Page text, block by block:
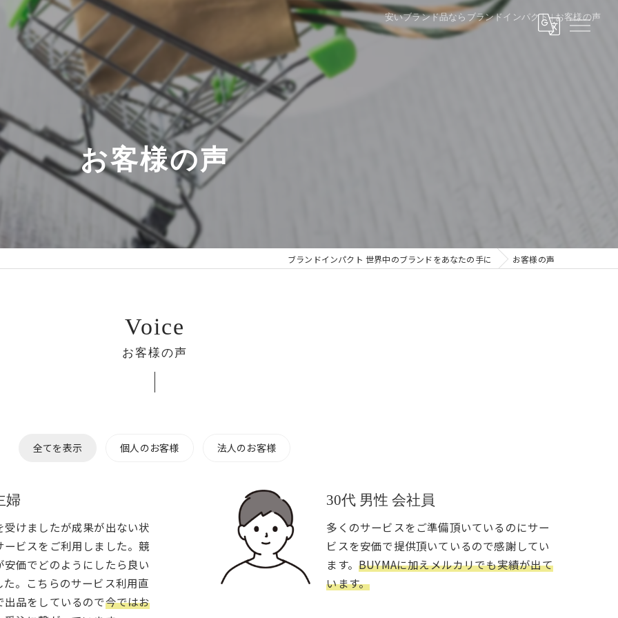
安いブランド品ならブランドインパクト | お客様の声
お客様の声
ブランドインパクト 世界中のブランドをあなたの手に お客様の声
Voice
お客様の声
全てを表示 個人のお客様 法人のお客様
婦
受けましたが成果が出ない状
ービスをご利用しました。競
価でどのようにしたら良い
。こちらのサービス利用直
品をしているので今ではお
30代 男性 会社員
多くのサービスをご準備頂いているのにサー
ビスを安価で提供頂いているので感謝してい
ます。BUYMAに加えメルカリでも実績が出て
います。